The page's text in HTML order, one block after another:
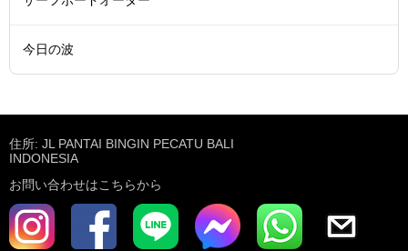
今日の波
住所: JL PANTAI BINGIN PECATU BALI
INDONESIA
お問い合わせはこちらから